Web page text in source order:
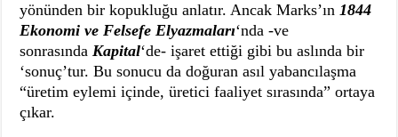
yönünden bir kopukluğu anlatır. Ancak Marks’ın1844
Ekonomi ve Felsefe Elyazmaları‘nda -ve
sonrasındaKapital‘de- işaret ettiği gibi bu aslında bir
‘sonuç’tur. Bu sonucu da doğuran asıl yabancılaşma
“üretim eylemi içinde, üretici faaliyet sırasında” ortaya
çıkar.